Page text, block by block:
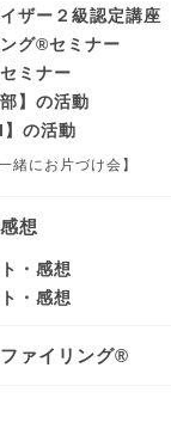
ザー２級認定講座
グ®セミナー
ミナー
】の活動
の活動
緒にお片づけ会】
想
・感想
・感想
ァイリング®